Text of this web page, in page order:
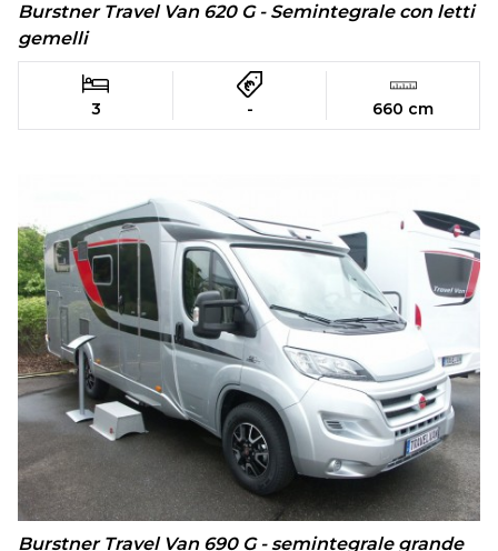
Burstner Travel Van 620 G - Semintegrale con letti
gemelli
3 - 660 cm
Burstner Travel Van 690 G - semintegrale grande